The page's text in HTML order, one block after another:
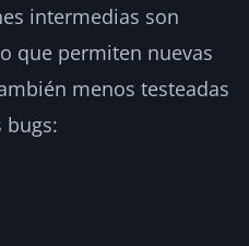
intermedias son
que permiten nuevas
menos testeadas
bugs: